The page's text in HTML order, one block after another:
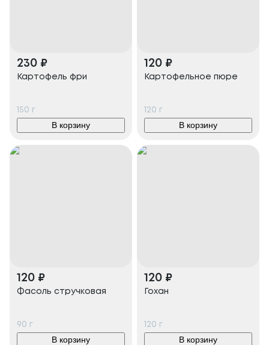
230 ₽
Картофель фри
150 г
В корзину
120 ₽
Картофельное пюре
120 г
В корзину
120 ₽
Фасоль стручковая
90 г
В корзину
120 ₽
Гохан
120 г
В корзину